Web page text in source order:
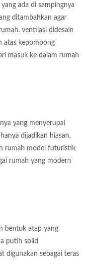
ada di sampingnya
ditambahkan agar
ventilasi didesain
atas kepompong
masuk ke dalam rumah
yang menyerupai
dijadikan hiasan,
rumah model futuristik
rumah yang modern
bentuk atap yang
putih solid
digunakan sebagai teras